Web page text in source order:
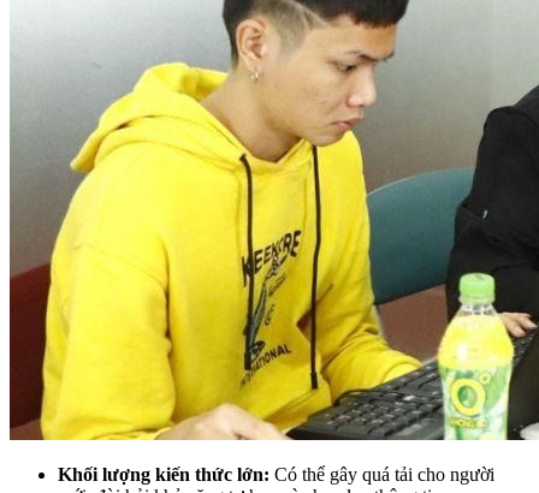
Khối lượng kiến thức lớn: Có thể gây quá tải cho người